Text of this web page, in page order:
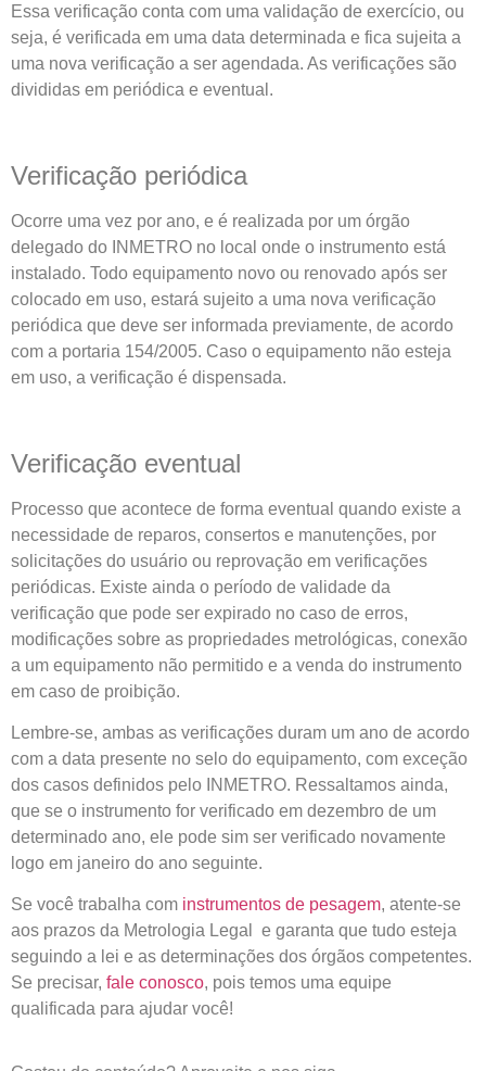
Essa verificação conta com uma validação de exercício, ou
seja, é verificada em uma data determinada e fica sujeita a
uma nova verificação a ser agendada. As verificações são
divididas em periódica e eventual.
Verificação periódica
Ocorre uma vez por ano, e é realizada por um órgão
delegado do INMETRO no local onde o instrumento está
instalado. Todo equipamento novo ou renovado após ser
colocado em uso, estará sujeito a uma nova verificação
periódica que deve ser informada previamente, de acordo
com a portaria 154/2005. Caso o equipamento não esteja
em uso, a verificação é dispensada.
Verificação eventual
Processo que acontece de forma eventual quando existe a
necessidade de reparos, consertos e manutenções, por
solicitações do usuário ou reprovação em verificações
periódicas. Existe ainda o período de validade da
verificação que pode ser expirado no caso de erros,
modificações sobre as propriedades metrológicas, conexão
a um equipamento não permitido e a venda do instrumento
em caso de proibição.
Lembre-se, ambas as verificações duram um ano de acordo
com a data presente no selo do equipamento, com exceção
dos casos definidos pelo INMETRO. Ressaltamos ainda,
que se o instrumento for verificado em dezembro de um
determinado ano, ele pode sim ser verificado novamente
logo em janeiro do ano seguinte.
Se você trabalha com instrumentos de pesagem, atente-se
aos prazos da Metrologia Legal e garanta que tudo esteja
seguindo a lei e as determinações dos órgãos competentes.
Se precisar, fale conosco, pois temos uma equipe
qualificada para ajudar você!